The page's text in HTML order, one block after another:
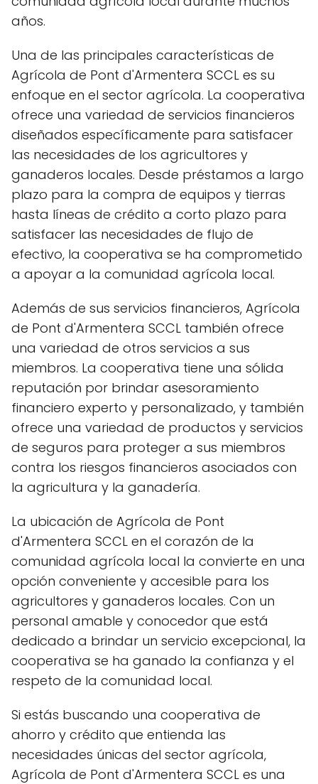
años.
Una de las principales características de
Agrícola de Pont d'Armentera SCCL es su
enfoque en el sector agrícola. La cooperativa
ofrece una variedad de servicios financieros
diseñados específicamente para satisfacer
las necesidades de los agricultores y
ganaderos locales. Desde préstamos a largo
plazo para la compra de equipos y tierras
hasta líneas de crédito a corto plazo para
satisfacer las necesidades de flujo de
efectivo, la cooperativa se ha comprometido
a apoyar a la comunidad agrícola local.
Además de sus servicios financieros, Agrícola
de Pont d'Armentera SCCL también ofrece
una variedad de otros servicios a sus
miembros. La cooperativa tiene una sólida
reputación por brindar asesoramiento
financiero experto y personalizado, y también
ofrece una variedad de productos y servicios
de seguros para proteger a sus miembros
contra los riesgos financieros asociados con
la agricultura y la ganadería.
La ubicación de Agrícola de Pont
d'Armentera SCCL en el corazón de la
comunidad agrícola local la convierte en una
opción conveniente y accesible para los
agricultores y ganaderos locales. Con un
personal amable y conocedor que está
dedicado a brindar un servicio excepcional, la
cooperativa se ha ganado la confianza y el
respeto de la comunidad local.
Si estás buscando una cooperativa de
ahorro y crédito que entienda las
necesidades únicas del sector agrícola,
Agrícola de Pont d'Armentera SCCL es una